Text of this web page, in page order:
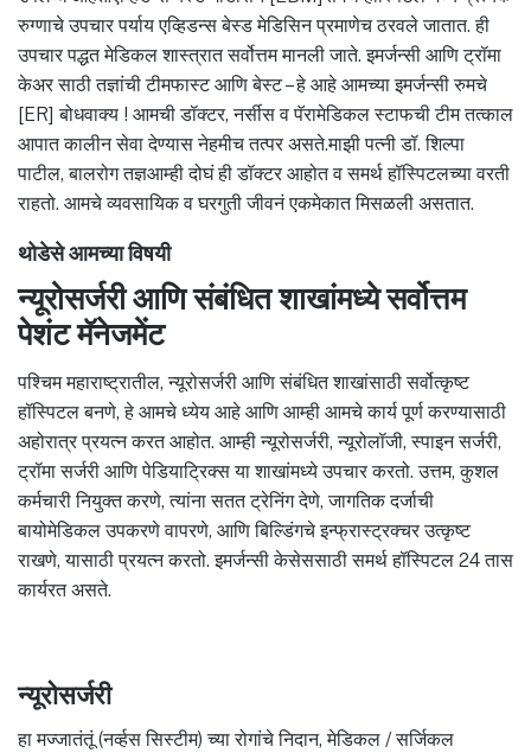
रुग्णाचे उपचार पर्याय एव्हिडन्स बेस्ड मेडिसिन प्रमाणेच ठरवले जातात. ही
उपचार पद्धत मेडिकल शास्त्रात सर्वोत्तम मानली जाते. इमर्जन्सी आणि ट्रॉमा
केअर साठी तज्ञांची टीमफास्ट आणि बेस्ट – हे आहे आमच्या इमर्जन्सी रुमचे
[ER] बोधवाक्य ! आमची डॉक्टर, नर्सीस व पॅरामेडिकल स्टाफची टीम तत्काल
आपात कालीन सेवा देण्यास नेहमीच तत्पर असते.माझी पत्नी डॉ. शिल्पा
पाटील, बालरोग तज्ञआम्ही दोघं ही डॉक्टर आहोत व समर्थ हॉस्पिटलच्या वरती
राहतो. आमचे व्यवसायिक व घरगुती जीवनं एकमेकात मिसळली असतात.
थोडेसे आमच्या विषयी
न्यूरोसर्जरी आणि संबंधित शाखांमध्ये सर्वोत्तम
पेशंट मॅनेजमेंट
पश्चिम महाराष्ट्रातील, न्यूरोसर्जरी आणि संबंधित शाखांसाठी सर्वोत्कृष्ट
हॉस्पिटल बनणे, हे आमचे ध्येय आहे आणि आम्ही आमचे कार्य पूर्ण करण्यासाठी
अहोरात्र प्रयत्न करत आहोत. आम्ही न्यूरोसर्जरी, न्यूरोलॉजी, स्पाइन सर्जरी,
ट्रॉमा सर्जरी आणि पेडियाट्रिक्स या शाखांमध्ये उपचार करतो. उत्तम, कुशल
कर्मचारी नियुक्त करणे, त्यांना सतत ट्रेनिंग देणे, जागतिक दर्जाची
बायोमेडिकल उपकरणे वापरणे, आणि बिल्डिंगचे इन्फ्रास्ट्रक्चर उत्कृष्ट
राखणे, यासाठी प्रयत्न करतो. इमर्जन्सी केसेससाठी समर्थ हॉस्पिटल 24 तास
कार्यरत असते.
न्यूरोसर्जरी
हा मज्जातंतूं (नर्व्हस सिस्टीम) च्या रोगांचे निदान, मेडिकल / सर्जिकल